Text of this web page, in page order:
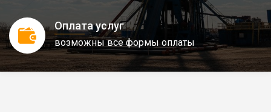
Оплата услуг
возможны все формы оплаты